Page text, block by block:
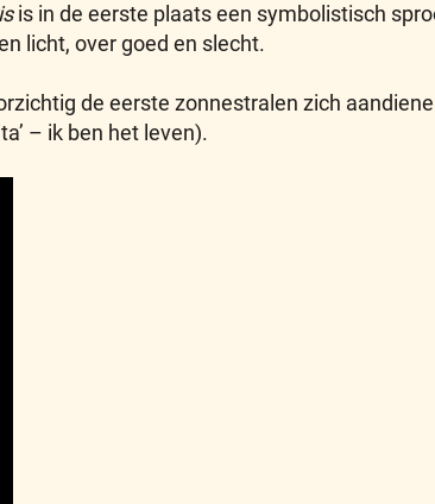
is in de eerste plaats een symbolistisch
licht, over goed en slecht.
de eerste zonnestralen zich
– ik ben het leven).